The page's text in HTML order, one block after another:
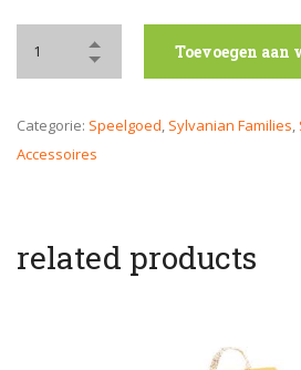
Toevoegen
Categorie: Speelgoed, Sylvanian Families,
Accessoires
related products